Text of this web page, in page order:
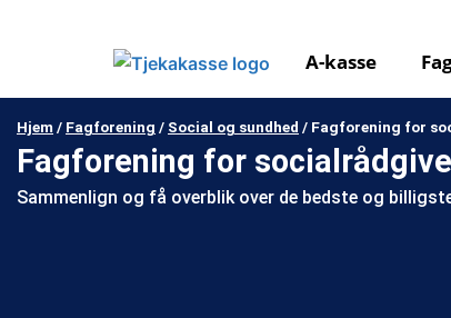
A-kasse
Hjem / Fagforening / Social og sundhed / Fagforening for
Fagforening for
Sammenlign og få overblik over de bedste og